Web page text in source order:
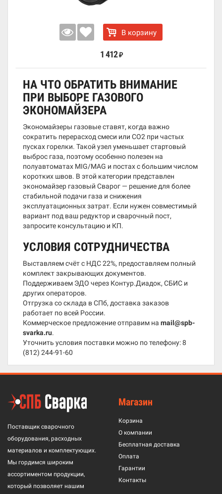
В корзину
1 412 ₽
НА ЧТО ОБРАТИТЬ ВНИМАНИЕ
ПРИ ВЫБОРЕ ГАЗОВОГО
ЭКОНОМАЙЗЕРА
Экономайзеры газовые ставят, когда важно
сократить перерасход смеси или CO2 при частых
пусках горелки. Такой узел уменьшает стартовый
выброс газа, поэтому особенно полезен на
полуавтоматах MIG/MAG и постах с большим числом
коротких швов. В этой категории представлен
экономайзер газовый Сварог — решение для более
стабильной подачи газа и снижения
эксплуатационных затрат. Если нужен совместимый
вариант под ваш редуктор и сварочный пост,
запросите консультацию и КП.
УСЛОВИЯ СОТРУДНИЧЕСТВА
Выставляем счёт с НДС 22%, предоставляем полный
комплект закрывающих документов.
Поддерживаем ЭДО через Контур.Диадок, СБИС и
других операторов.
Отгрузка со склада в СПб, доставка заказов
работает по всей России.
Коммерческое предложение отправим на mail@spb-
svarka.ru.
Уточнить условия поставки можно по телефону:8
(812) 244-91-60
Поставщик сварочного
оборудования, расходных
материалов и комплектующих.
Мы гордимся широким
ассортиментом продукции,
который позволяет нашим
Магазин
Корзина
О компании
Бесплатная доставка
Оплата
Гарантии
Контакты